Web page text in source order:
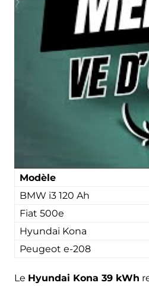
Modèle
BMW i3 120 Ah
Fiat 500e
Hyundai Kona
Peugeot e-208
Le Hyundai Kona 39 kWh